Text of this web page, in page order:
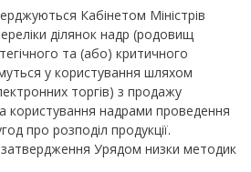
Кабінетом Міністрів
ділянок надр (родовищ
та (або) критичного
у користування шляхом
торгів) з продажу
користування надрами проведення
про розподіл продукції.
Урядом низки методик